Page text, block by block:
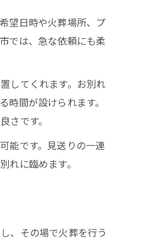
望日時や火葬場所、プ
では、急な依頼にも柔
してくれます。お別れ
間が設けられます。
さです。
能です。見送りの一連
れに臨めます。
、その場で火葬を行う